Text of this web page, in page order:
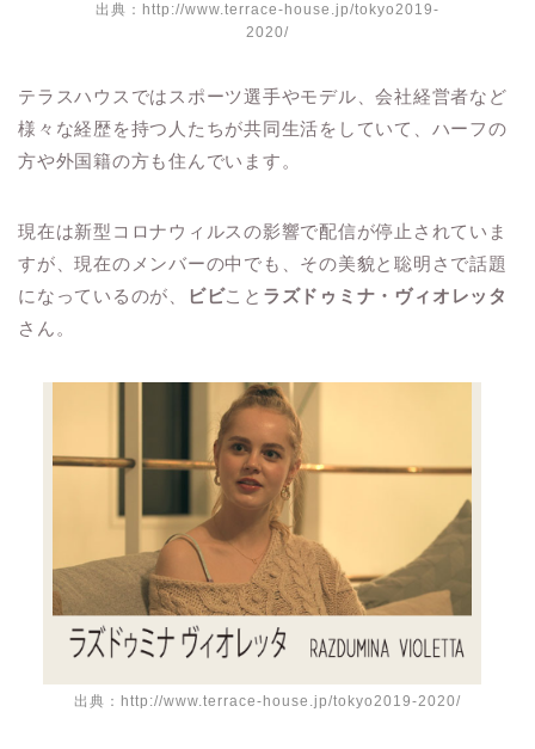
出典：http://www.terrace-house.jp/tokyo2019-
2020/
テラスハウスではスポーツ選手やモデル、会社経営者など
様々な経歴を持つ人たちが共同生活をしていて、ハーフの
方や外国籍の方も住んでいます。
現在は新型コロナウィルスの影響で配信が停止されていま
すが、現在のメンバーの中でも、その美貌と聡明さで話題
になっているのが、
ビビこと ラズドゥミナ・ヴィオレッタ
さん。
出典：http://www.terrace-house.jp/tokyo2019-2020/